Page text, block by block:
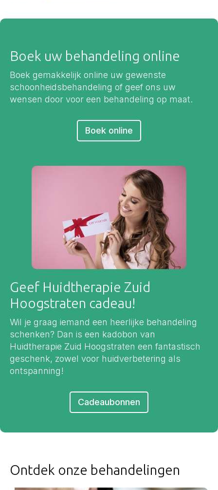
Boek uw behandeling online
Boek gemakkelijk online uw gewenste
schoonheidsbehandeling of geef ons uw
wensen door voor een behandeling op maat.
Boek online
Geef Huidtherapie Zuid
Hoogstraten cadeau!
Wil je graag iemand een heerlijke behandeling
schenken? Dan is een kadobon van
Huidtherapie Zuid Hoogstraten een fantastisch
geschenk, zowel voor huidverbetering als
ontspanning!
Cadeaubonnen
Ontdek onze behandelingen